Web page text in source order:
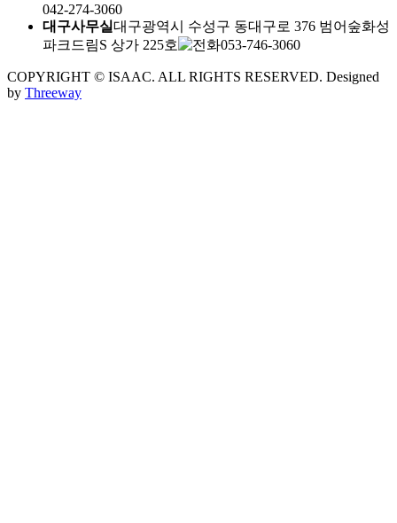
042-274-3060
대구사무실대구광역시 수성구 동대구로 376 범어숲화성
파크드림S 상가 225호
053-746-3060
COPYRIGHT © ISAAC. ALL RIGHTS RESERVED. Designed
by Threeway